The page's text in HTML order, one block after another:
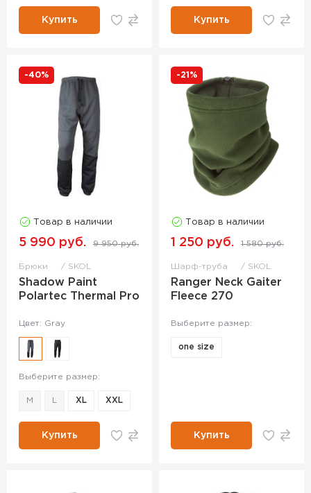
Купить Купить
-40%
Товар в наличии
5 990 руб. 9 950 руб.
Брюки SKOL
Shadow Paint
Polartec Thermal Pro
Цвет: Gray
Выберите размер:
M XL XXL
Купить
-21%
Товар в наличии
1 250 руб. 1 580 руб.
Шарф-труба SKOL
Ranger Neck Gaiter
Fleece 270
Выберите размер:
one size
Купить